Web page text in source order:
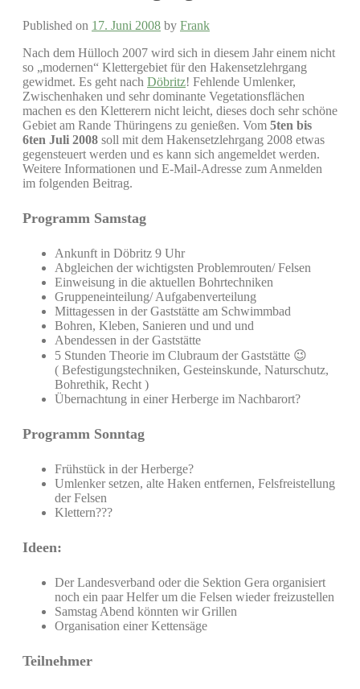
Published on 17. Juni 2008 by Frank
Nach dem Hülloch 2007 wird sich in diesem Jahr einem nicht
so „modernen“ Klettergebiet für den Hakensetzlehrgang
gewidmet. Es geht nach Döbritz! Fehlende Umlenker,
Zwischenhaken und sehr dominante Vegetationsflächen
machen es den Kletterern nicht leicht, dieses doch sehr schöne
Gebiet am Rande Thüringens zu genießen. Vom 5ten bis
6ten Juli 2008 soll mit dem Hakensetzlehrgang 2008 etwas
gegensteuert werden und es kann sich angemeldet werden.
Weitere Informationen und E-Mail-Adresse zum Anmelden
im folgenden Beitrag.
Programm Samstag
Ankunft in Döbritz 9 Uhr
Abgleichen der wichtigsten Problemrouten/ Felsen
Einweisung in die aktuellen Bohrtechniken
Gruppeneinteilung/ Aufgabenverteilung
Mittagessen in der Gaststätte am Schwimmbad
Bohren, Kleben, Sanieren und und und
Abendessen in der Gaststätte
5 Stunden Theorie im Clubraum der Gaststätte 😉
( Befestigungstechniken, Gesteinskunde, Naturschutz,
Bohrethik, Recht )
Übernachtung in einer Herberge im Nachbarort?
Programm Sonntag
Frühstück in der Herberge?
Umlenker setzen, alte Haken entfernen, Felsfreistellung
der Felsen
Klettern???
Ideen:
Der Landesverband oder die Sektion Gera organisiert
noch ein paar Helfer um die Felsen wieder freizustellen
Samstag Abend könnten wir Grillen
Organisation einer Kettensäge
Teilnehmer